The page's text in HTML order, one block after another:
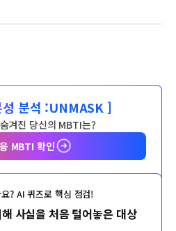
분석 :UNMASK ]
겨진 당신의 MBTI는?
MBTI 확인
? AI 퀴즈로 핵심 점검!
사실을 처음 털어놓은 대상